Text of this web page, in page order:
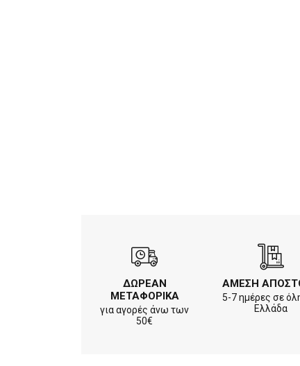
ΔΩΡΕΑΝ
ΜΕΤΑΦΟΡΙΚΑ
για αγορές άνω των
50€
ΑΜΕΣΗ
5-7 ημέρες σε
Ελλάδα